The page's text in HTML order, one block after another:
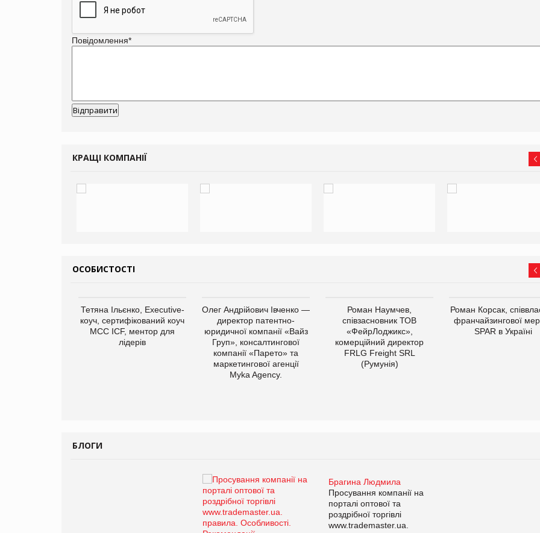
Повідомлення*
КРАЩІ КОМПАНІЇ
ОСОБИСТОСТІ
Тетяна Ільєнко, Executive-
коуч, сертифікований коуч
МСС ICF, ментор для
лідерів
Олег Андрійович Івченко —
директор патентно-
юридичної компанії «Вайз
Груп», консалтингової
компанії «Парето» та
маркетингової агенції
Myka Agency.
Роман Наумчев,
співзасновник ТОВ
«ФейрЛоджикс»,
комерційний директор
FRLG Freight SRL
(Румунія)
Роман Корсак,
франчайзингової
SPAR в Україні
БЛОГИ
Брагина Людмила
Просування компанії на
порталі оптової та
роздрібної торгівлі
www.trademaster.ua.